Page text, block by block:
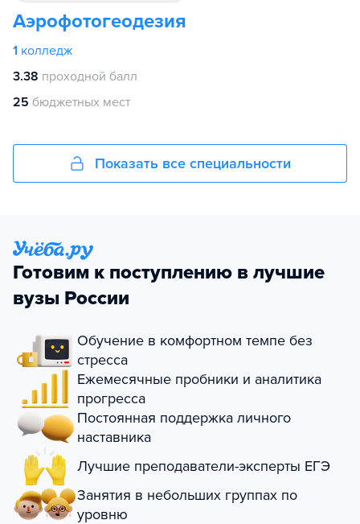
Аэрофотогеодезия
1 колледж
3.38 проходной балл
25 бюджетных мест
Показать все специальности
Готовим к поступлению в лучшие
вузы России
Обучение в комфортном темпе без
стресса
Ежемесячные пробники и аналитика
прогресса
Постоянная поддержка личного
наставника
Лучшие преподаватели-эксперты ЕГЭ
Занятия в небольших группах по
уровню